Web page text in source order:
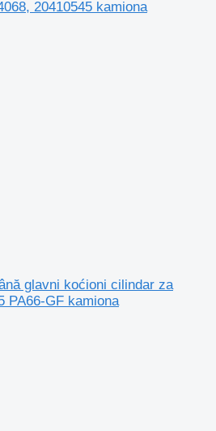
20410545 kamiona
glavni koćioni cilindar za
PA66-GF kamiona